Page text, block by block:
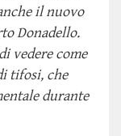
il nuovo
Donadello.
vedere come
tifosi, che
durante